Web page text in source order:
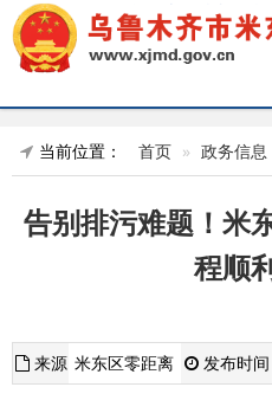
当前位置： 首页 政务信息
告别排污难题！米
程顺
来源 米东区零距离 发布时间